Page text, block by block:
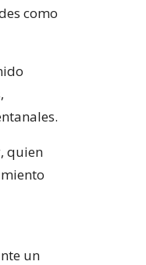
como
quien
un